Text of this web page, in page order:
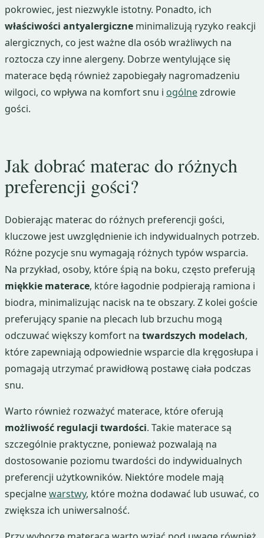
pokrowiec, jest niezwykle istotny. Ponadto, ich
właściwości antyalergiczne minimalizują ryzyko reakcji
alergicznych, co jest ważne dla osób wrażliwych na
roztocza czy inne alergeny. Dobrze wentylujące się
materace będą również zapobiegały nagromadzeniu
wilgoci, co wpływa na komfort snu i ogólnezdrowie
gości.
Jak dobrać materac do różnych
preferencji gości?
Dobierając materac do różnych preferencji gości,
kluczowe jest uwzględnienie ich indywidualnych potrzeb.
Różne pozycje snu wymagają różnych typów wsparcia.
Na przykład, osoby, które śpią na boku, często preferują
miękkie materace, które łagodnie podpierają ramiona i
biodra, minimalizując nacisk na te obszary. Z kolei goście
preferujący spanie na plecach lub brzuchu mogą
odczuwać większy komfort na twardszych modelach,
które zapewniają odpowiednie wsparcie dla kręgosłupa i
pomagają utrzymać prawidłową postawę ciała podczas
snu.
Warto również rozważyć materace, które oferują
możliwość regulacji twardości. Takie materace są
szczególnie praktyczne, ponieważ pozwalają na
dostosowanie poziomu twardości do indywidualnych
preferencji użytkowników. Niektóre modele mają
specjalnewarstwy, które można dodawać lub usuwać, co
zwiększa ich uniwersalność.